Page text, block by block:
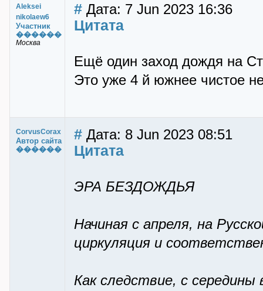
Aleksei
nikolaew6
Участник
������
Москва
# Дата: 7 Jun 2023 16:36
Цитата
Ещё один заход дождя на
Это уже 4 й южнее чистое
CorvusCorax
Автор сайта
������
# Дата: 8 Jun 2023 08:51
Цитата
ЭРА БЕЗДОЖДЬЯ
Начиная с апреля, на
циркуляция и
Как следствие, с